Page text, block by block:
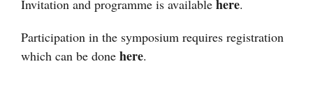
Invitation and programme is available here.
Participation in the symposium requires registration
which can be done here.